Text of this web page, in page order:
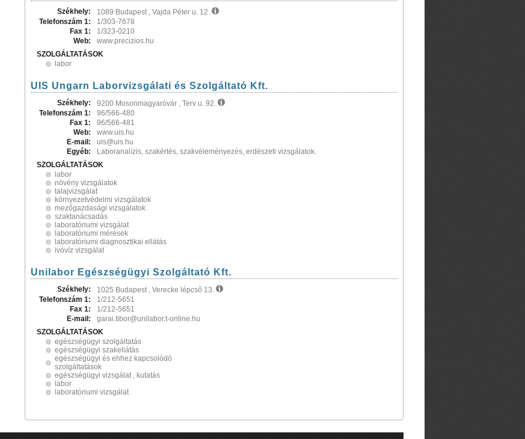
Székhely:
1089 Budapest , Vajda Péter u. 12.
Telefonszám 1:
1/303-7678
Fax 1:
1/323-0210
Web:
www.precizios.hu
SZOLGÁLTATÁSOK
labor
UIS Ungarn Laborvizsgálati és Szolgáltató Kft.
Székhely:
9200 Mosonmagyaróvár , Terv u. 92.
Telefonszám 1:
96/566-480
Fax 1:
96/566-481
Web:
www.uis.hu
E-mail:
uis@uis.hu
Egyéb:
Laboranalízis, szakértés, szakvéleményezés, erdészeti vizsgálatok.
SZOLGÁLTATÁSOK
labor
növény vizsgálatok
talajvizsgálat
környezetvédelmi vizsgálatok
mezőgazdasági vizsgálatok
szaktanácsadás
laboratóriumi vizsgálat
laboratóriumi mérések
laboratóriumi diagnosztikai ellátás
ivóvíz vizsgálat
Unilabor Egészségügyi Szolgáltató Kft.
Székhely:
1025 Budapest , Verecke lépcső 13.
Telefonszám 1:
1/212-5651
Fax 1:
1/212-5651
E-mail:
garai.tibor@unilabor.t-online.hu
SZOLGÁLTATÁSOK
egészségügyi szolgáltatás
egészségügyi szakellátás
egészségügyi és ehhez kapcsolódó
szolgáltatások
egészségügyi vizsgálat , kutatás
labor
laboratóriumi vizsgálat